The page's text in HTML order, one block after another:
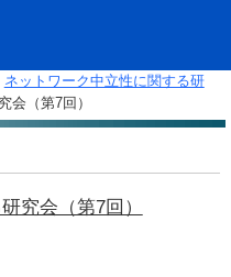
ネットワーク中立性に関する研
会（第7回）
究会（第7回）